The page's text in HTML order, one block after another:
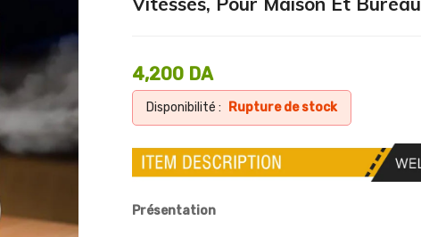
4,200 DA
Disponibilité : Rupture de stock
Présentation